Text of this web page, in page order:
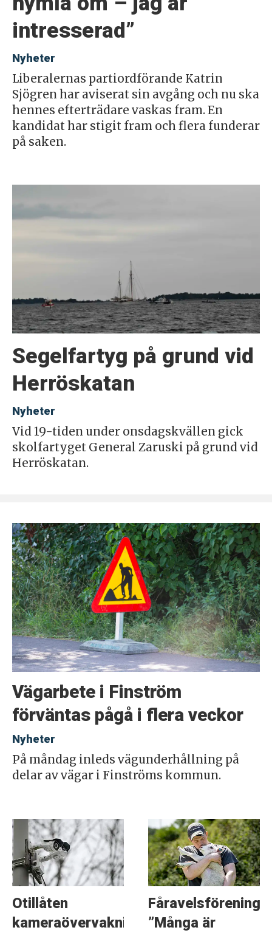
intresserad”
Nyheter
Liberalernas partiordförande Katrin
Sjögren har aviserat sin avgång och nu ska
hennes efterträdare vaskas fram. En
kandidat har stigit fram och flera funderar
på saken.
Segelfartyg på grund vid
Herröskatan
Nyheter
Vid 19-tiden under onsdagskvällen gick
skolfartyget General Zaruski på grund vid
Herröskatan.
Vägarbete i Finström
förväntas pågå i flera veckor
Nyheter
På måndag inleds vägunderhållning på
delar av vägar i Finströms kommun.
Otillåten
kameraövervakning
”Många är